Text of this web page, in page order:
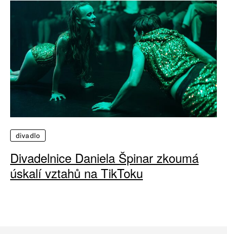
divadlo
Divadelnice Daniela Špinar zkoumá
úskalí vztahů na TikToku